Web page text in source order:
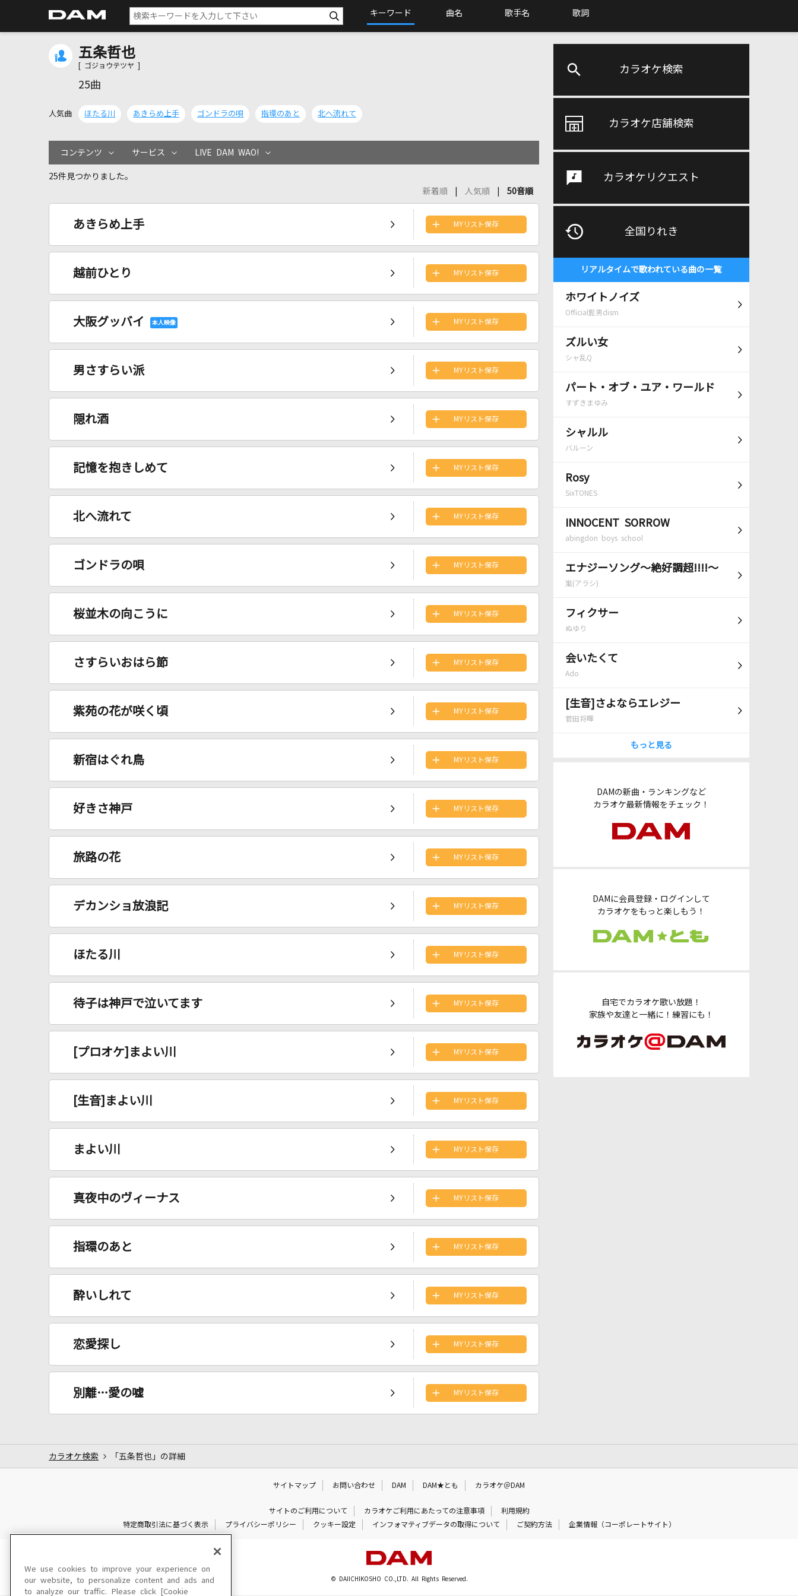
キーワード 曲名 歌手名 歌詞
カラオケ検索
カラオケ店舗検索
カラオケリクエスト
全国りれき
リアルタイムで歌われている曲の一覧
ホワイトノイズ
Official髭男dism
ズルい女
シャ乱Q
パート・オブ・ユア・ワールド
すずきまゆみ
シャルル
バルーン
Rosy
SixTONES
INNOCENT SORROW
abingdon boys school
エナジーソング～絶好調超!!!!～
嵐(アラシ)
フィクサー
ぬゆり
会いたくて
Ado
[生音]さよならエレジー
菅田将暉
もっと見る
DAMの新曲・ランキングなど
カラオケ最新情報をチェック！
DAMに会員登録・ログインして
カラオケをもっと楽しもう！
自宅でカラオケ歌い放題！
家族や友達と一緒に！練習にも！
五条哲也
[ ゴジョウテツヤ ]
25曲
人気曲 ほたる川 あきらめ上手 ゴンドラの唄 指環のあと 北へ流れて
コンテンツ サービス LIVE DAM WAO!
25件見つかりました。
新着順
人気順 50音順
あきらめ上手 MYリスト保存
越前ひとり MYリスト保存
大阪グッバイ MYリスト保存
男さすらい派 MYリスト保存
隠れ酒 MYリスト保存
記憶を抱きしめて MYリスト保存
北へ流れて MYリスト保存
ゴンドラの唄 MYリスト保存
桜並木の向こうに MYリスト保存
さすらいおはら節 MYリスト保存
紫苑の花が咲く頃 MYリスト保存
新宿はぐれ鳥 MYリスト保存
好きさ神戸 MYリスト保存
旅路の花 MYリスト保存
デカンショ放浪記 MYリスト保存
ほたる川 MYリスト保存
待子は神戸で泣いてます MYリスト保存
[プロオケ]まよい川 MYリスト保存
[生音]まよい川 MYリスト保存
まよい川 MYリスト保存
真夜中のヴィーナス MYリスト保存
指環のあと MYリスト保存
酔いしれて MYリスト保存
恋愛探し MYリスト保存
別離…愛の嘘 MYリスト保存
カラオケ検索 「五条哲也」の詳細
サイトマップ お問い合わせ DAM DAM★とも カラオケ＠DAM
サイトのご利用について カラオケご利用にあたっての注意事項
利用規約
特定商取引法に基づく表示
プライバシーポリシー クッキー設定 インフォマティブデータの取得について ご契約方法 企業情報（コーポレートサイト）
© DAIICHIKOSHO CO.,LTD. All Rights Reserved.
We use cookies to improve your experience on
our website, to personalize content and ads and
to analyze our traffic. Please click [Cookie